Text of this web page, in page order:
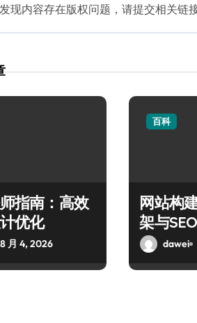
发现内容存在版权问题，请提交相关链
指南：高效
优化
8 月 4, 2026
百科
网站构
架与
dawei